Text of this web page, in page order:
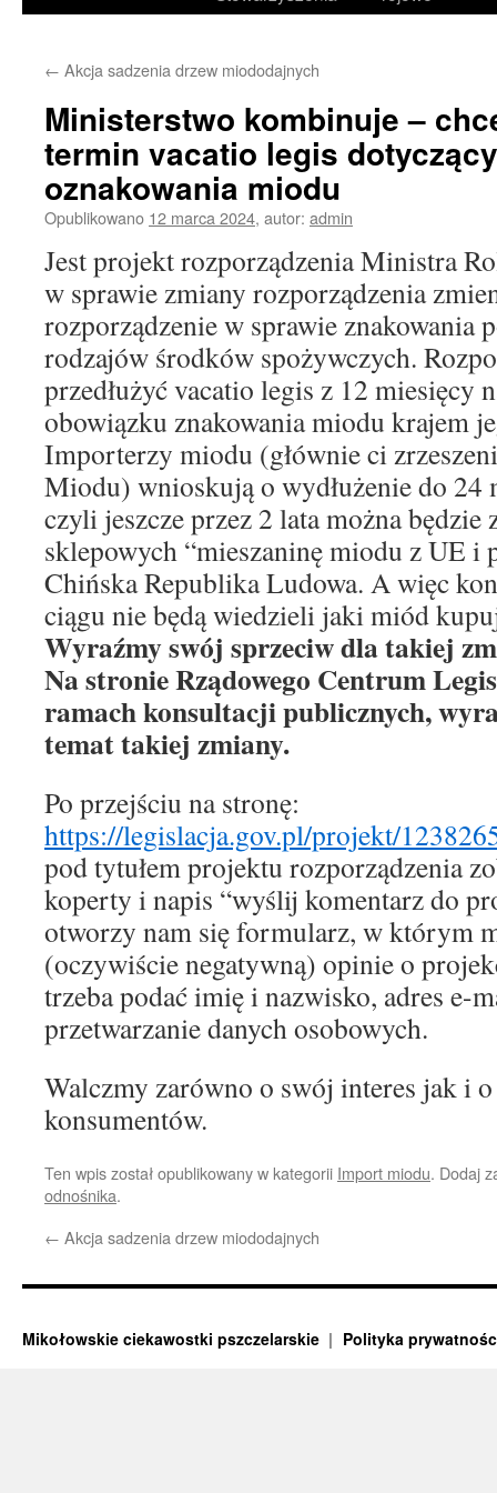
← Akcja sadzenia drzew miododajnych
Ministerstwo kombinuje –
termin vacatio legis
oznakowania miodu
Opublikowano 12 marca 2024, autor: admin
Jest projekt rozporządzenia Ministra
w sprawie zmiany rozporządzenia
rozporządzenie w sprawie znakowania
rodzajów środków spożywczych.
przedłużyć vacatio legis z 12 miesięcy
obowiązku znakowania miodu krajem
Importerzy miodu (głównie ci
Miodu) wnioskują o wydłużenie do 24
czyli jeszcze przez 2 lata można będzie
sklepowych “mieszaninę miodu z UE i
Chińska Republika Ludowa. A więc
ciągu nie będą wiedzieli jaki miód
Wyraźmy swój sprzeciw dla takiej
Na stronie Rządowego Centrum
ramach konsultacji publicznych,
temat takiej zmiany.
Po przejściu na stronę:
https://legislacja.gov.pl/projekt/
pod tytułem projektu rozporządzenia
koperty i napis “wyślij komentarz do
otworzy nam się formularz, w którym
(oczywiście negatywną) opinie o
trzeba podać imię i nazwisko, adres e-
przetwarzanie danych osobowych.
Walczmy zarówno o swój interes jak i
konsumentów.
Ten wpis został opublikowany w kategorii Import miodu. Dodaj
odnośnika.
← Akcja sadzenia drzew miododajnych
Mikołowskie ciekawostki pszczelarskie Polityka